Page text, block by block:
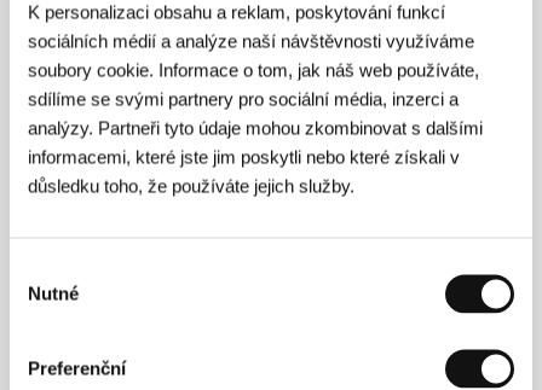
K personalizaci obsahu a reklam, poskytování funkcí
sociálních médií a analýze naší návštěvnosti využíváme
soubory cookie. Informace o tom, jak náš web používáte,
sdílíme se svými partnery pro sociální média, inzerci a
analýzy. Partneři tyto údaje mohou zkombinovat s dalšími
informacemi, které jste jim poskytli nebo které získali v
důsledku toho, že používáte jejich služby.
souhlasu
Nutné
Preferenční
Fessmann/ StřihIngo Ehrlich/ ProducentHerbert
Schwering/ VýrobaIcon Film/ HrajíTino Mewes,
Sophie Rogall, Annette Uhlen, Hans-Martin Stier,
Ferdinand Dux
Režie
studovala komunikaci a politické vědy v Mnichově.
Potom několik let pracovala jako televizní reportérka.
Kolíně. Studia ukončila krátkým filmem Spots &